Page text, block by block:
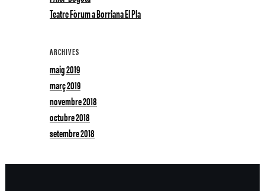
Teatre Fòrum a Borriana El Pla
ARCHIVES
maig 2019
març 2019
novembre 2018
octubre 2018
setembre 2018